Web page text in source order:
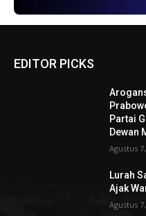
EDITOR PICKS
Partai
Dewan
Agustus
Lurah
Ajak
Agustus